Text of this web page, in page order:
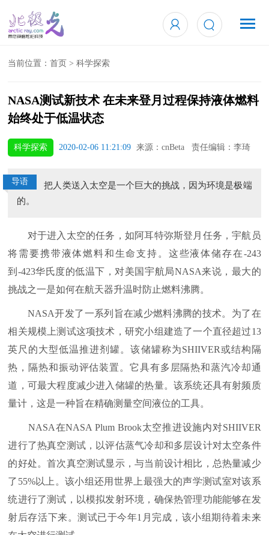
当前位置：首页 >科学探索
NASA测试新技术 在未来登月过程保持液体燃料
始终处于低温状态
科学探索 2020-02-06 11:21:09 来源：cnBeta 责任编辑：李琦
导语
把人类送入太空是一个巨大的挑战，因为环境是极端
的。
对于进入太空的任务，如阿耳特弥斯登月任务，宇航员
将需要携带液体燃料和生命支持。这些液体储存在-243
到-423华氏度的低温下，对美国宇航局NASA来说，最大的
挑战之一是如何在航天器升温时防止燃料沸腾。
NASA开发了一系列旨在减少燃料沸腾的技术。为了在
相关规模上测试这项技术，研究小组建造了一个直径超过13
英尺的大型低温推进剂罐。该储罐称为SHIIVER或结构隔
热，隔热和振动评估装置。它具有多层隔热和蒸汽冷却通
道，可最大程度减少进入储罐的热量。该系统还具有射频质
量计，这是一种旨在精确测量空间液位的工具。
NASA在NASA Plum Brook太空推进设施内对SHIIVER
进行了热真空测试，以评估蒸气冷却和多层设计对太空条件
的好处。首次真空测试显示，与当前设计相比，总热量减少
了55%以上。该小组还用世界上最强大的声学测试室对该系
统进行了测试，以模拟发射环境，确保热管理功能能够在发
射后存活下来。测试已于今年1月完成，该小组期待着未来